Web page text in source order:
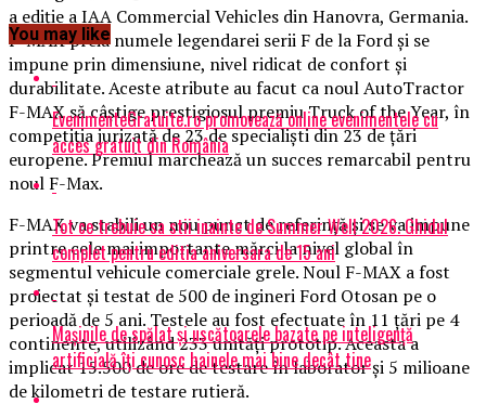
a ediţie a IAA Commercial Vehicles din Hanovra, Germania.
F-MAX preia numele legendarei serii F de la Ford şi se
impune prin dimensiune, nivel ridicat de confort şi
durabilitate. Aceste atribute au facut ca noul AutoTractor
F-MAX să câştige prestigiosul premiu Truck of the Year, în
competiţia jurizată de 23 de specialişti din 23 de ţări
europene. Premiul marchează un succes remarcabil pentru
noul F-Max.
F-MAX va stabili un nou punct de referinţă şi se va impune
printre cele mai importante mărci la nivel global în
segmentul vehicule comerciale grele. Noul F-MAX a fost
proiectat şi testat de 500 de ingineri Ford Otosan pe o
perioadă de 5 ani. Testele au fost efectuate în 11 ţări pe 4
continente, utilizând 233 unităţi prototip. Aceasta a
implicat 15.500 de ore de testare în laborator şi 5 milioane
de kilometri de testare rutieră.
You may like
EvenimenteGratuite.ro promovează online evenimentele cu
acces gratuit din România
Tot ce trebuie sa stii inainte de Summer Well 2026. Ghidul
complet pentru editia aniversara de 15 ani
Mașinile de spălat și uscătoarele bazate pe inteligență
artificială îți cunosc hainele mai bine decât tine